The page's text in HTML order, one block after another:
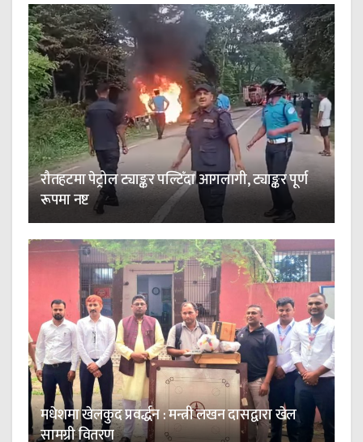
रौतहटमा पेट्रोल ट्याङ्कर पल्टिँदा आगलागी, ट्याङ्कर पूर्ण
रूपमा नष्ट
मधेशमा खेलकुद प्रवर्द्धन : मन्त्री लखन दासद्वारा खेल
सामग्री वितरण